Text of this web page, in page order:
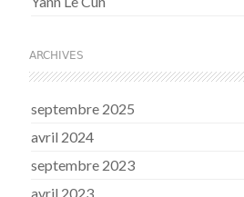
ARCHIVES
septembre 2025
avril 2024
septembre 2023
avril 2023